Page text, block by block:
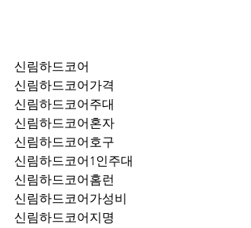
신림하드코어
신림하드코어가격
신림하드코어주대
신림하드코어혼자
신림하드코어호구
신림하드코어1인주대
신림하드코어홈런
신림하드코어가성비
신림하드코어지명